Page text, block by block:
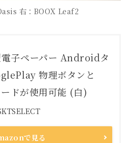
右：BOOX Leaf2
子ペーパー Androidタ
物理ボタンと
ドが使用可能 (白)
で見る